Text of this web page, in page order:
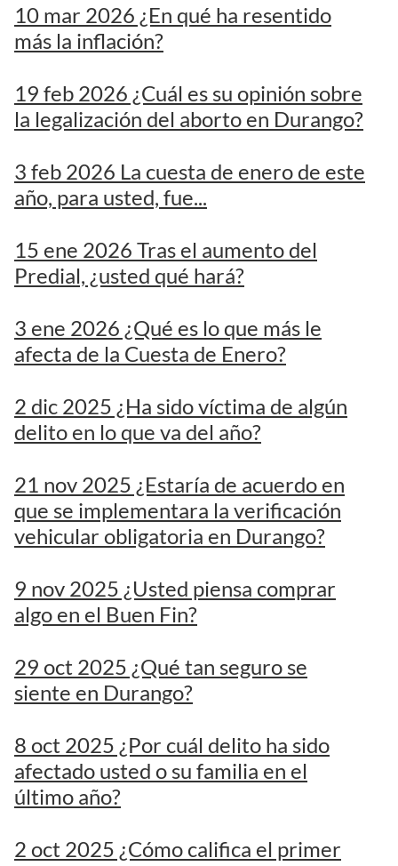
10 mar 2026 ¿En qué ha resentido
más la inflación?
19 feb 2026 ¿Cuál es su opinión sobre
la legalización del aborto en Durango?
3 feb 2026 La cuesta de enero de este
año, para usted, fue...
15 ene 2026 Tras el aumento del
Predial, ¿usted qué hará?
3 ene 2026 ¿Qué es lo que más le
afecta de la Cuesta de Enero?
2 dic 2025 ¿Ha sido víctima de algún
delito en lo que va del año?
21 nov 2025 ¿Estaría de acuerdo en
que se implementara la verificación
vehicular obligatoria en Durango?
9 nov 2025 ¿Usted piensa comprar
algo en el Buen Fin?
29 oct 2025 ¿Qué tan seguro se
siente en Durango?
8 oct 2025 ¿Por cuál delito ha sido
afectado usted o su familia en el
último año?
2 oct 2025 ¿Cómo califica el primer